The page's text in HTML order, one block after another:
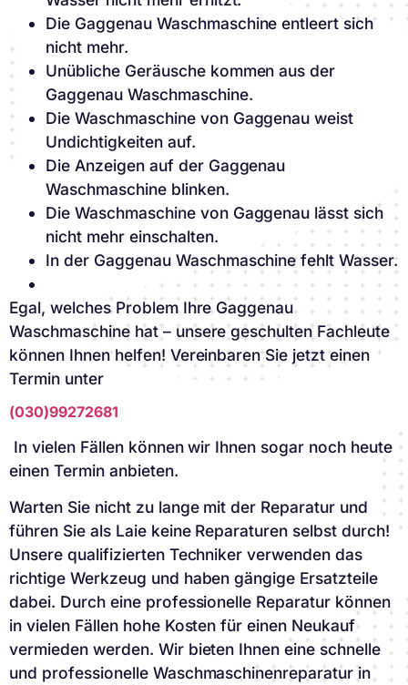
Die Gaggenau Waschmaschine entleert sich
nicht mehr.
Unübliche Geräusche kommen aus der
Gaggenau Waschmaschine.
Die Waschmaschine von Gaggenau weist
Undichtigkeiten auf.
Die Anzeigen auf der Gaggenau
Waschmaschine blinken.
Die Waschmaschine von Gaggenau lässt sich
nicht mehr einschalten.
In der Gaggenau Waschmaschine fehlt Wasser.
Egal, welches Problem Ihre Gaggenau
Waschmaschine hat – unsere geschulten Fachleute
können Ihnen helfen! Vereinbaren Sie jetzt einen
Termin unter
(030)99272681
In vielen Fällen können wir Ihnen sogar noch heute
einen Termin anbieten.
Warten Sie nicht zu lange mit der Reparatur und
führen Sie als Laie keine Reparaturen selbst durch!
Unsere qualifizierten Techniker verwenden das
richtige Werkzeug und haben gängige Ersatzteile
dabei. Durch eine professionelle Reparatur können
in vielen Fällen hohe Kosten für einen Neukauf
vermieden werden. Wir bieten Ihnen eine schnelle
und professionelle Waschmaschinenreparatur in